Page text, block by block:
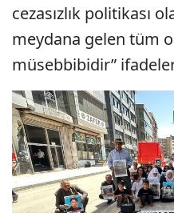
cezasızlık politikası
meydana gelen tüm
müsebbibidir”